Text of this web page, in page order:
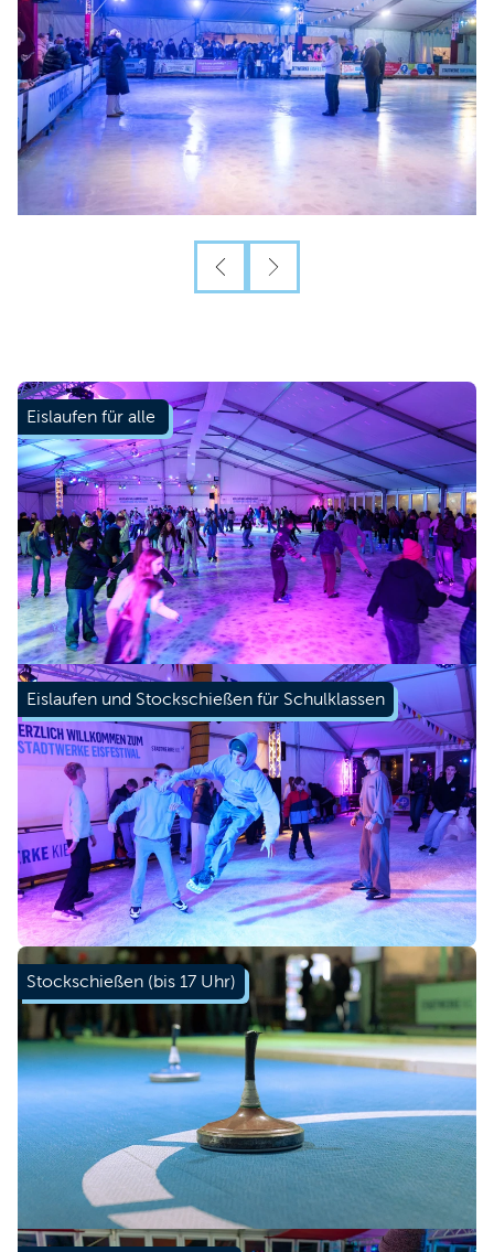
Eislaufen für alle
Eislaufen und Stockschießen für Schulklassen
Stockschießen (bis 17 Uhr)